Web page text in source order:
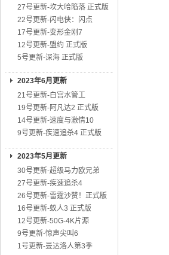
27号更新-坎大哈陷落 正式版
22号更新-闪电侠：闪点
17号更新-变形金刚7
12号更新-盟约 正式版
5号更新-深海 正式版
2023年6月更新
21号更新-白宫水管工
19号更新-阿凡达2 正式版
14号更新-速度与激情10
9号更新-疾速追杀4 正式版
2023年5月更新
30号更新-超级马力欧兄弟
27号更新-疾速追杀4
26号更新-雷霆沙赞！正式版
16号更新-蚁人3 正式版
12号更新-50G-4K片源
9号更新-惊声尖叫6
1号更新-曼达洛人第3季